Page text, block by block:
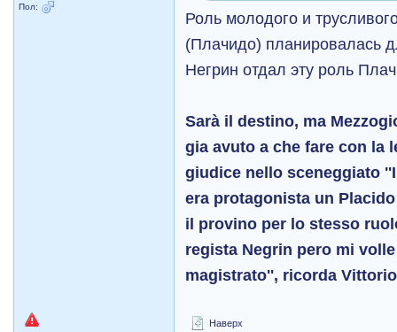
Пол:
Роль молодого и
(Плачидо) планировалась
Негрин отдал эту роль
Sarà il destino, ma
gia avuto a che fare con la
giudice nello sceneggiato
era protagonista un
il provino per lo stesso
regista Negrin pero mi
magistrato'', ricorda
Наверх